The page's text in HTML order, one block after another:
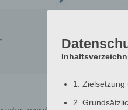
1. Zielsetzung
2.